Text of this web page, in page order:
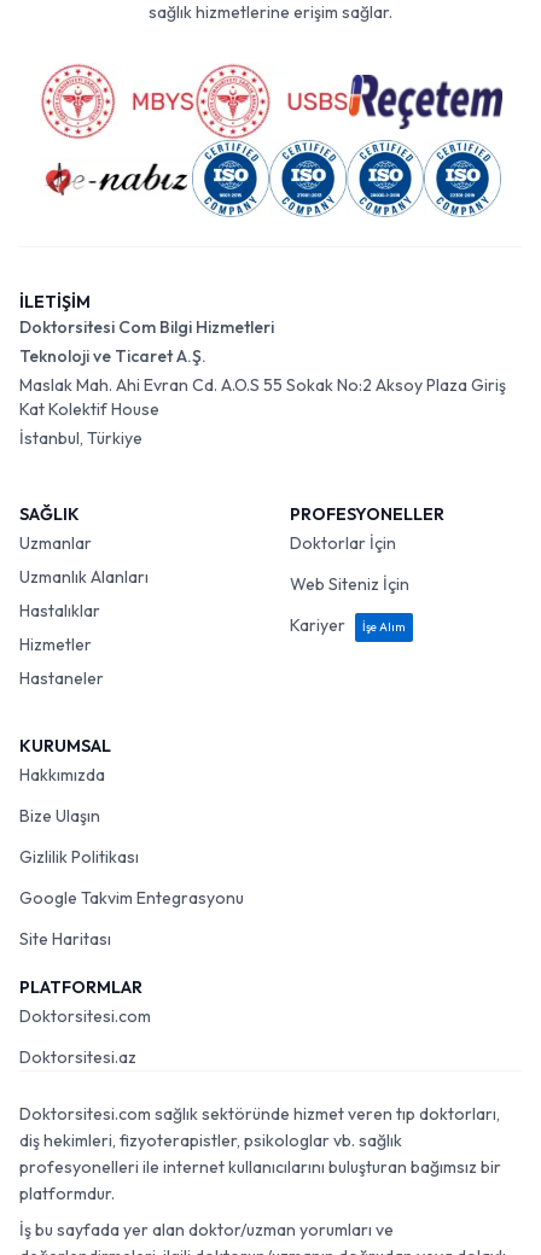
sağlık hizmetlerine erişim sağlar.
İLETİŞİM
Doktorsitesi Com Bilgi Hizmetleri
Teknoloji ve Ticaret A.Ş.
Maslak Mah. Ahi Evran Cd. A.O.S 55 Sokak No:2 Aksoy Plaza Giriş
Kat Kolektif House
İstanbul, Türkiye
SAĞLIK
Uzmanlar
Uzmanlık Alanları
Hastalıklar
Hizmetler
Hastaneler
PROFESYONELLER
Doktorlar İçin
Web Siteniz İçin
Kariyer
İşe Alım
KURUMSAL
Hakkımızda
Bize Ulaşın
Gizlilik Politikası
Google Takvim Entegrasyonu
Site Haritası
PLATFORMLAR
Doktorsitesi.com
Doktorsitesi.az
Doktorsitesi.com sağlık sektöründe hizmet veren tıp doktorları,
diş hekimleri, fizyoterapistler, psikologlar vb. sağlık
profesyonelleri ile internet kullanıcılarını buluşturan bağımsız bir
platformdur.
İş bu sayfada yer alan doktor/uzman yorumları ve